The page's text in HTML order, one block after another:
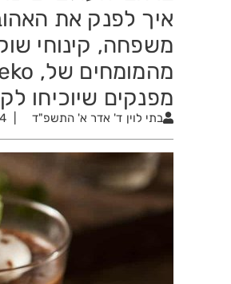
איך לפנק את
מפנקים שיוכיחו
בתי לוין ד' אדר א' התשפ"ד